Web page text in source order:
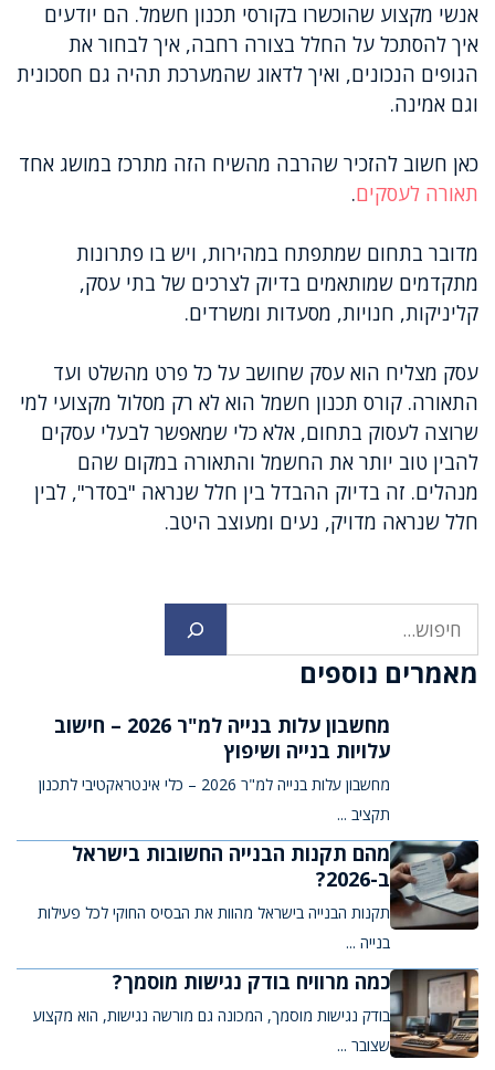
אנשי מקצוע שהוכשרו בקורסי תכנון חשמל. הם יודעים
איך להסתכל על החלל בצורה רחבה, איך לבחור את
הגופים הנכונים, ואיך לדאוג שהמערכת תהיה גם חסכונית
וגם אמינה.
כאן חשוב להזכיר שהרבה מהשיח הזה מתרכז במושג אחד
תאורה לעסקים.
מדובר בתחום שמתפתח במהירות, ויש בו פתרונות
מתקדמים שמותאמים בדיוק לצרכים של בתי עסק,
קליניקות, חנויות, מסעדות ומשרדים.
עסק מצליח הוא עסק שחושב על כל פרט מהשלט ועד
התאורה. קורס תכנון חשמל הוא לא רק מסלול מקצועי למי
שרוצה לעסוק בתחום, אלא כלי שמאפשר לבעלי עסקים
להבין טוב יותר את החשמל והתאורה במקום שהם
מנהלים. זה בדיוק ההבדל בין חלל שנראה "בסדר", לבין
חלל שנראה מדויק, נעים ומעוצב היטב.
מאמרים נוספים
מחשבון עלות בנייה למ"ר 2026 – חישוב
עלויות בנייה ושיפוץ
מחשבון עלות בנייה למ"ר 2026 – כלי אינטראקטיבי לתכנון
תקציב ...
מהם תקנות הבנייה החשובות בישראל
ב-2026?
תקנות הבנייה בישראל מהוות את הבסיס החוקי לכל פעילות
בנייה ...
כמה מרוויח בודק נגישות מוסמך?
בודק נגישות מוסמך, המכונה גם מורשה נגישות, הוא מקצוע
שצובר ...